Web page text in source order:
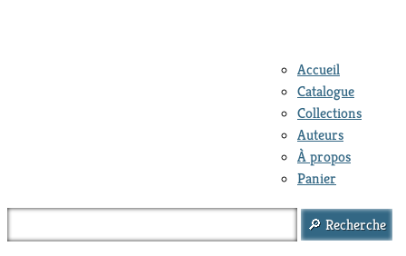
Accueil
Catalogue
Collections
Auteurs
À propos
Panier